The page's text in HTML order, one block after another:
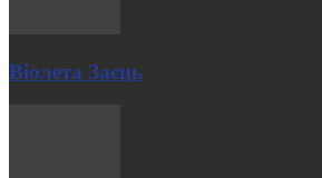
Віолета Заєць